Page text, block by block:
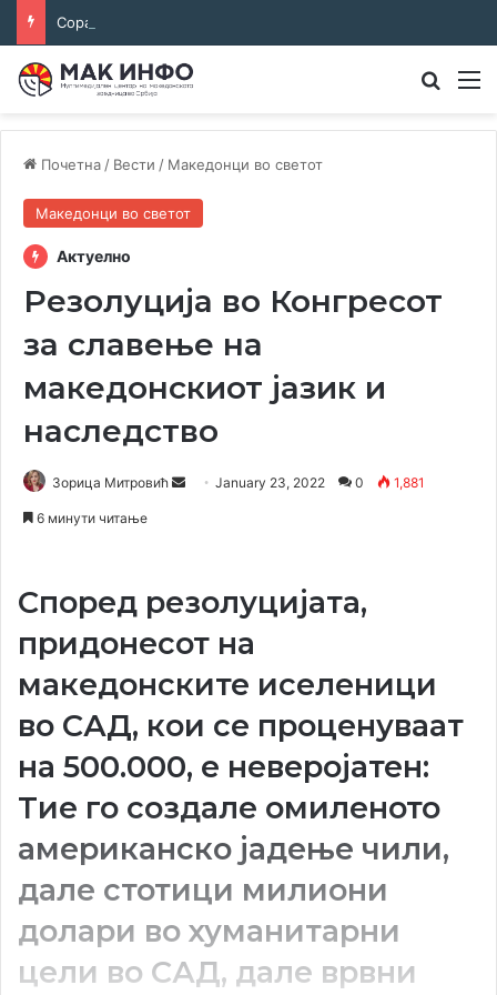
Почетна / Вести / Македонци во светот
Македонци во светот
Актуелно
Резолуција во Конгресот
за славење на
македонскиот јазик и
наследство
Зорица Митровић
Send January 23, 2022 0 1,881
6 минути читање
Според резолуцијата,
придонесот на
македонските иселеници
во САД, кои се проценуваат
на 500.000, е неверојатен:
Тие го создале омиленото
американско јадење чили,
дале стотици милиони
долари во хуманитарни
цели во САД, дале врвни